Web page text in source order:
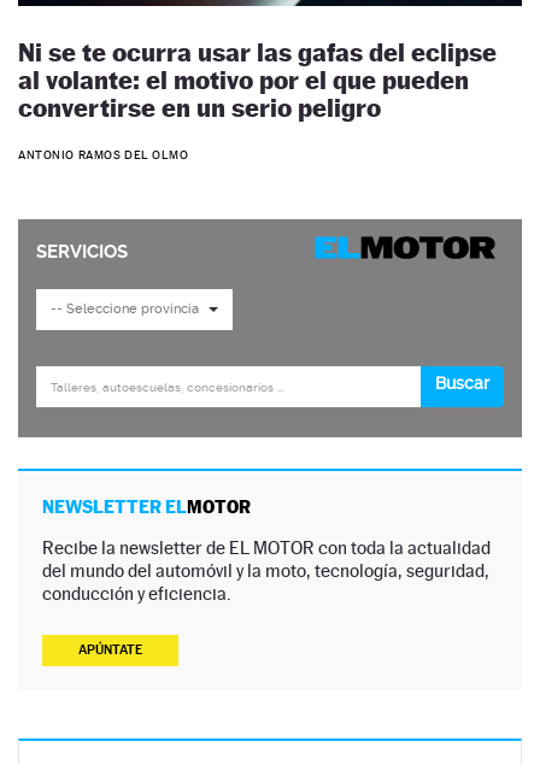
Ni se te ocurra usar las gafas del eclipse
al volante: el motivo por el que pueden
convertirse en un serio peligro
ANTONIO RAMOS DEL OLMO
NEWSLETTER ELMOTOR
Recibe la newsletter de EL MOTOR con toda la actualidad
del mundo del automóvil y la moto, tecnología, seguridad,
conducción y eficiencia.
APÚNTATE